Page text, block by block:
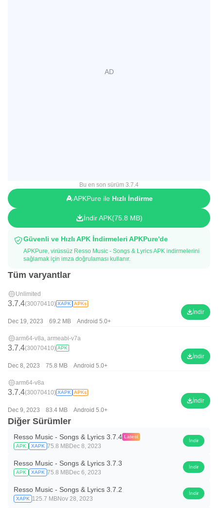
Bu en son sürüm 3.7.4
APKPure ile Hızlı İndirme
İndir APK 75.8 MB
Güvenli ve Hızlı APK İndirmeleri APKPure'de
APKPure, virüssüz Resso Music - Songs & Lyrics APK indirmelerini
sağlamak için imza doğrulaması kullanır.
Tüm varyantlar
Unlimited
3.7.4(30070410) XAPK APKs
Dec 19, 2023 69.2 MB Android 5.0+
İndir
arm64-v8a, armeabi-v7a
3.7.4(30070410) APK
Dec 8, 2023 75.8 MB Android 5.0+
İndir
arm64-v8a
3.7.4(30070410) XAPK APKs
Dec 9, 2023 83.4 MB Android 5.0+
İndir
Diğer Sürümler
Resso Music - Songs & Lyrics 3.7.4 Latest
APK
XAPK 75.8 MBDec 8, 2023
İndir
Resso Music - Songs & Lyrics 3.7.3
APK XAPK 75.8 MBDec 6, 2023
İndir
Resso Music - Songs & Lyrics 3.7.2
XAPK 125.7 MBNov 28, 2023
İndir